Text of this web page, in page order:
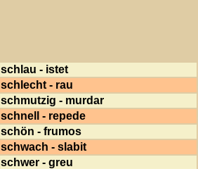
schlau - istet
schlecht - rau
schmutzig - murdar
schnell - repede
schön - frumos
schwach - slabit
schwer - greu